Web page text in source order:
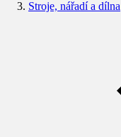
Stroje, nářadí a dílna